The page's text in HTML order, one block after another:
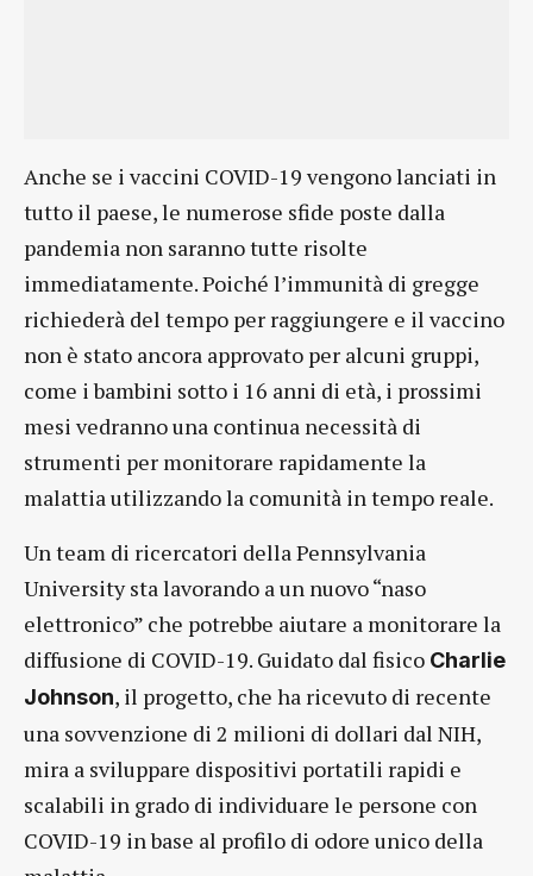
Anche se i vaccini COVID-19 vengono lanciati in
tutto il paese, le numerose sfide poste dalla
pandemia non saranno tutte risolte
immediatamente. Poiché l’immunità di gregge
richiederà del tempo per raggiungere e il vaccino
non è stato ancora approvato per alcuni gruppi,
come i bambini sotto i 16 anni di età, i prossimi
mesi vedranno una continua necessità di
strumenti per monitorare rapidamente la
malattia utilizzando la comunità in tempo reale.
Un team di ricercatori della Pennsylvania
University sta lavorando a un nuovo “naso
elettronico” che potrebbe aiutare a monitorare la
diffusione di COVID-19. Guidato dal fisico Charlie
Johnson, il progetto, che ha ricevuto di recente
una sovvenzione di 2 milioni di dollari dal NIH,
mira a sviluppare dispositivi portatili rapidi e
scalabili in grado di individuare le persone con
COVID-19 in base al profilo di odore unico della